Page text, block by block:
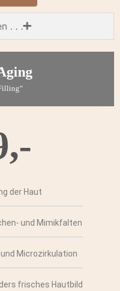
. . .
der Haut
und Mimikfalten
Microzirkulation
frisches Hautbild